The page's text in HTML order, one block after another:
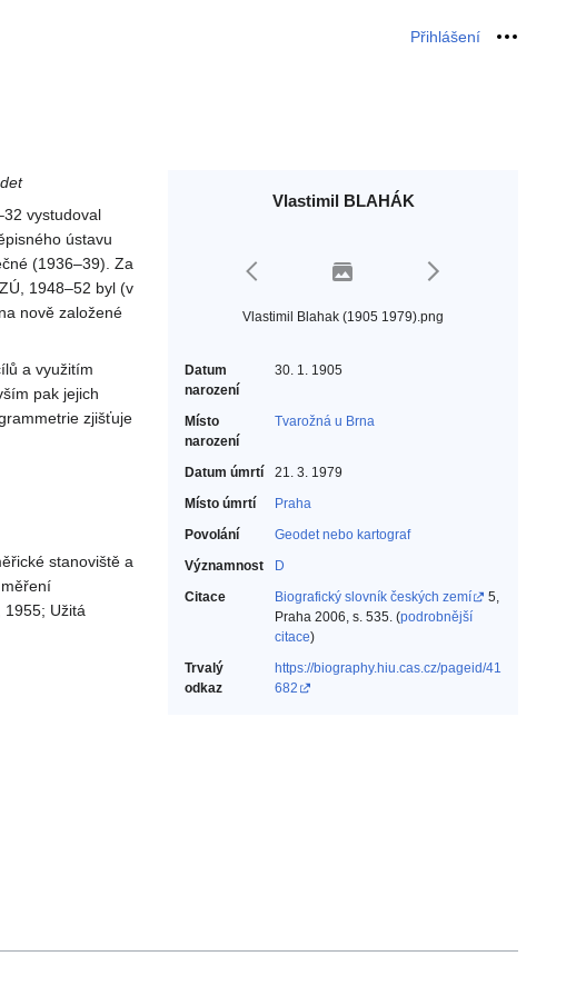
Přihlášení Osobní
Vlastimil BLAHÁK
Vlastimil Blahak (1905 1979).png
Datum
narození
30. 1. 1905
Místo
narození
Tvarožná u Brna
Datum úmrtí
21. 3. 1979
Místo úmrtí
Praha
Povolání
Geodet nebo kartograf‎
Významnost
D
Citace
Biografický slovník českých zemí
5,
Praha 2006, s. 535. (podrobnější
citace)
Trvalý
odkaz
https://biography.hiu.cas.cz/pageid/41
682
vystudoval
ústavu
(1936–39). Za
1948–52 byl (v
nově založené
a využitím
pak jejich
zjišťuje
stanoviště a
Užitá